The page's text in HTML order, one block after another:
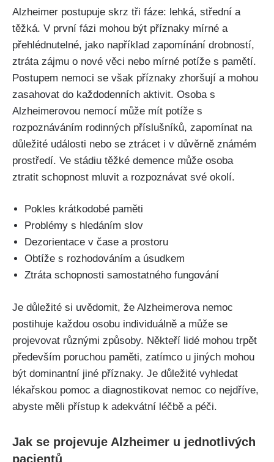
Alzheimer postupuje skrz tři fáze: lehká, střední a
těžká. V první fázi mohou být příznaky mírné a
přehlédnutelné, jako například zapomínání drobností,
ztráta zájmu o nové věci nebo mírné potíže s pamětí.
Postupem nemoci se však příznaky zhoršují a mohou
zasahovat do každodenních aktivit. Osoba s
Alzheimerovou nemocí může mít potíže s
rozpoznáváním rodinných příslušníků, zapomínat na
důležité události nebo se ztrácet i v důvěrně známém
prostředí. Ve stádiu těžké demence může osoba
ztratit schopnost mluvit a rozpoznávat své okolí.
Pokles krátkodobé paměti
Problémy s hledáním slov
Dezorientace v čase a prostoru
Obtíže s rozhodováním a úsudkem
Ztráta schopnosti samostatného fungování
Je důležité si uvědomit, že Alzheimerova nemoc
postihuje každou osobu individuálně a může se
projevovat různými způsoby. Někteří lidé mohou trpět
především poruchou paměti, zatímco u jiných mohou
být dominantní jiné příznaky. Je důležité vyhledat
lékařskou pomoc a diagnostikovat nemoc co nejdříve,
abyste měli přístup k adekvátní léčbě a péči.
Jak se projevuje Alzheimer u jednotlivých
pacientů